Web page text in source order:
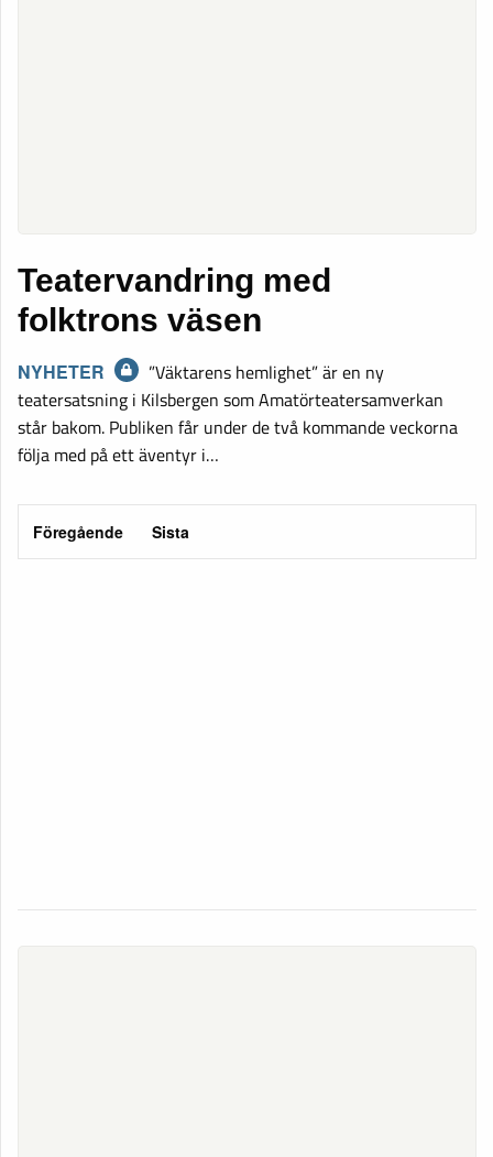
Teatervandring med
folktrons väsen
NYHETER
”Väktarens hemlighet” är en ny
teatersatsning i Kilsbergen som Amatörteatersamverkan
står bakom. Publiken får under de två kommande veckorna
följa med på ett äventyr i…
Föregående Sista